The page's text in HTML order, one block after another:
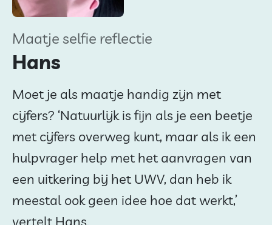
Maatje selfie reflectie
Hans
Moet je als maatje handig zijn met
cijfers? ‘Natuurlijk is fijn als je een beetje
met cijfers overweg kunt, maar als ik een
hulpvrager help met het aanvragen van
een uitkering bij het UWV, dan heb ik
meestal ook geen idee hoe dat werkt,’
vertelt Hans.